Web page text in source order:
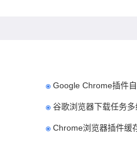
Google Chrome插件
谷歌浏览器下载任务
Chrome浏览器插件缓